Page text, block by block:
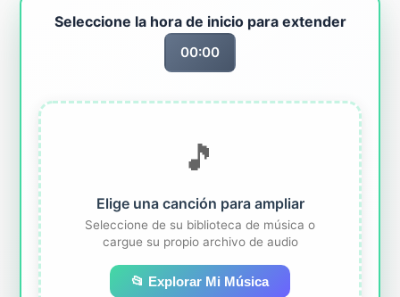
Seleccione la hora de inicio para extender
00:00
🎵
Elige una canción para ampliar
Seleccione de su biblioteca de música o
cargue su propio archivo de audio
📂 Explorar Mi Música